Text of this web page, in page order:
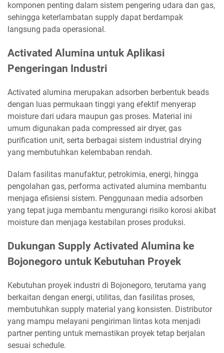
komponen penting dalam sistem pengering udara dan gas,
sehingga keterlambatan supply dapat berdampak
langsung pada operasional.
Activated Alumina untuk Aplikasi
Pengeringan Industri
Activated alumina merupakan adsorben berbentuk beads
dengan luas permukaan tinggi yang efektif menyerap
moisture dari udara maupun gas proses. Material ini
umum digunakan pada compressed air dryer, gas
purification unit, serta berbagai sistem industrial drying
yang membutuhkan kelembaban rendah.
Dalam fasilitas manufaktur, petrokimia, energi, hingga
pengolahan gas, performa activated alumina membantu
menjaga efisiensi sistem. Penggunaan media adsorben
yang tepat juga membantu mengurangi risiko korosi akibat
moisture dan menjaga kestabilan proses produksi.
Dukungan Supply Activated Alumina ke
Bojonegoro untuk Kebutuhan Proyek
Kebutuhan proyek industri di Bojonegoro, terutama yang
berkaitan dengan energi, utilitas, dan fasilitas proses,
membutuhkan supply material yang konsisten. Distributor
yang mampu melayani pengiriman lintas kota menjadi
partner penting untuk memastikan proyek tetap berjalan
sesuai schedule.